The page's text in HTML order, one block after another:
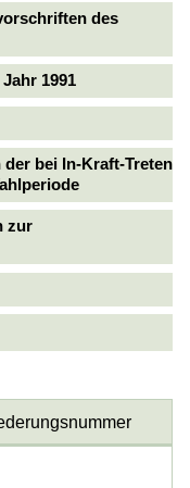
des
1991
bei In-Kraft-Treten
zur